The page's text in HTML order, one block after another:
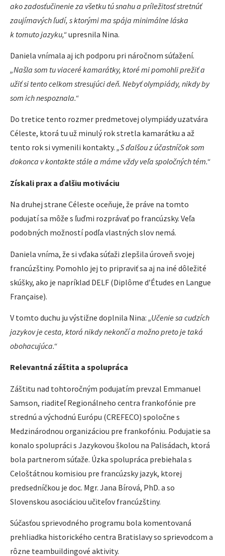
ako zadosťučinenie za všetku tú snahu a príležitosť stretnúť
zaujímavých ľudí, s ktorými ma spája minimálne láska
k tomuto jazyku,“upresnila Nina.
Daniela vnímala aj ich podporu pri náročnom súťažení.
„Našla som tu viaceré kamarátky, ktoré mi pomohli prežiť a
užiť si tento celkom stresujúci deň. Nebyť olympiády, nikdy by
som ich nespoznala.“
Do tretice tento rozmer predmetovej olympiády uzatvára
Céleste, ktorá tu už minulý rok stretla kamarátku a až
tento rok si vymenili kontakty. „S ďalšou z účastníčok som
dokonca v kontakte stále a máme vždy veľa spoločných tém.“
Získali prax a ďalšiu motiváciu
Na druhej strane Céleste oceňuje, že práve na tomto
podujatí sa môže s ľuďmi rozprávať po francúzsky. Veľa
podobných možností podľa vlastných slov nemá.
Daniela vníma, že si vďaka súťaži zlepšila úroveň svojej
francúzštiny. Pomohlo jej to pripraviť sa aj na iné dôležité
skúšky, ako je napríklad DELF (Diplôme d’Études en Langue
Française).
V tomto duchu ju výstižne doplnila Nina: „Učenie sa cudzích
jazykov je cesta, ktorá nikdy nekončí a možno preto je taká
obohacujúca.“
Relevantná záštita a spolupráca
Záštitu nad tohtoročným podujatím prevzal Emmanuel
Samson, riaditeľ Regionálneho centra frankofónie pre
strednú a východnú Európu (CREFECO) spoločne s
Medzinárodnou organizáciou pre frankofóniu. Podujatie sa
konalo spolupráci s Jazykovou školou na Palisádach, ktorá
bola partnerom súťaže. Úzka spolupráca prebiehala s
Celoštátnou komisiou pre francúzsky jazyk, ktorej
predsedníčkou je doc. Mgr. Jana Bírová, PhD. a so
Slovenskou asociáciou učiteľov francúzštiny.
Súčasťou sprievodného programu bola komentovaná
prehliadka historického centra Bratislavy so sprievodcom a
rôzne teambuildingové aktivity.